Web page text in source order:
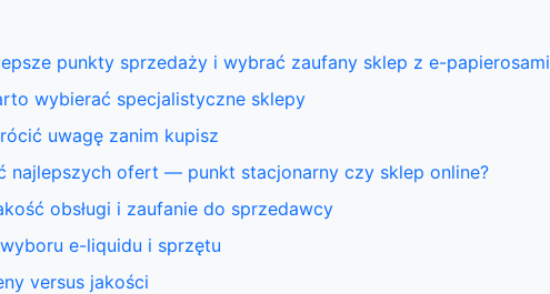
punkty sprzedaży i wybrać zaufany sklep z e-papierosami
wybierać specjalistyczne sklepy
uwagę zanim kupisz
najlepszych ofert — punkt stacjonarny czy sklep online?
obsługi i zaufanie do sprzedawcy
e-liquidu i sprzętu
versus jakości